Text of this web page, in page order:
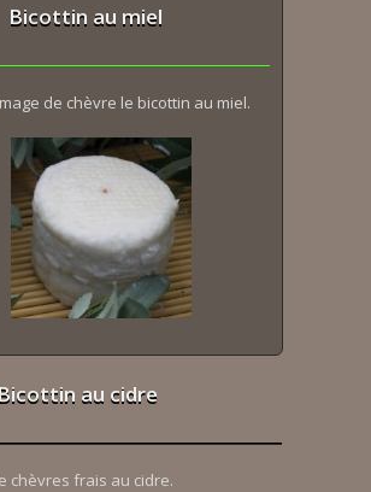
Bicottin au miel
de chèvre le bicottin au miel.
Bicottin au cidre
chèvres frais au cidre.